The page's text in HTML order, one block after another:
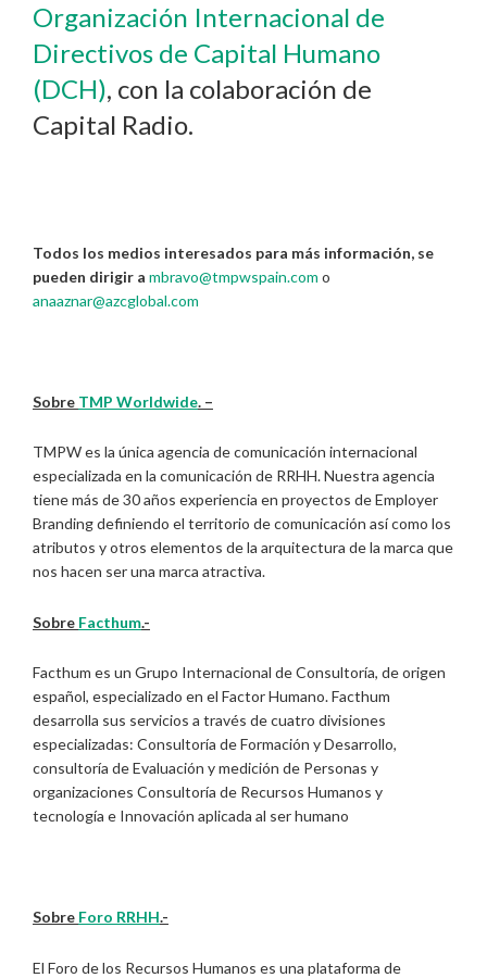
Organización Internacional de
Directivos de Capital Humano
(DCH), con la colaboración de
Capital Radio.
Todos los medios interesados para más información, se
pueden dirigir a mbravo@tmpwspain.com o
anaaznar@azcglobal.com
Sobre TMP Worldwide. –
TMPW es la única agencia de comunicación internacional
especializada en la comunicación de RRHH. Nuestra agencia
tiene más de 30 años experiencia en proyectos de Employer
Branding definiendo el territorio de comunicación así como los
atributos y otros elementos de la arquitectura de la marca que
nos hacen ser una marca atractiva.
Sobre Facthum.-
Facthum es un Grupo Internacional de Consultoría, de origen
español, especializado en el Factor Humano. Facthum
desarrolla sus servicios a través de cuatro divisiones
especializadas: Consultoría de Formación y Desarrollo,
consultoría de Evaluación y medición de Personas y
organizaciones Consultoría de Recursos Humanos y
tecnología e Innovación aplicada al ser humano
Sobre Foro RRHH.-
El Foro de los Recursos Humanos es una plataforma de